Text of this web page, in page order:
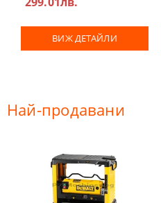
ВИЖ ДЕТАЙЛИ
Най-продавани